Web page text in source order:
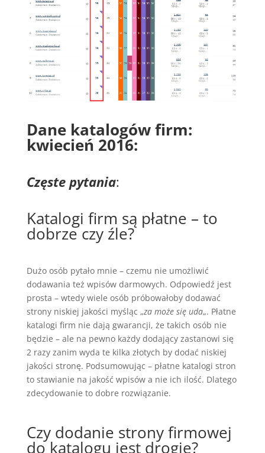
Dane katalogów firm:
kwiecień 2016:
Częste pytania:
Katalogi firm są płatne – to
dobrze czy źle?
Dużo osób pytało mnie – czemu nie umożliwić
dodawania też wpisów darmowych. Odpowiedź jest
prosta – wtedy wiele osób próbowałoby dodawać
strony niskiej jakości myśląc „za może się uda„. Płatne
katalogi firm nie dają gwarancji, że takich osób nie
będzie – ale na pewno każdy dodający zastanowi się
2 razy zanim wyda te kilka złotych by dodać niskiej
jakości stronę. Podsumowując – płatne katalogi stron
to stawianie na jakość wpisów a nie ich ilość. Dlatego
zdecydowanie to dobre rozwiązanie.
Czy dodanie strony firmowej
do katalogu jest drogie?